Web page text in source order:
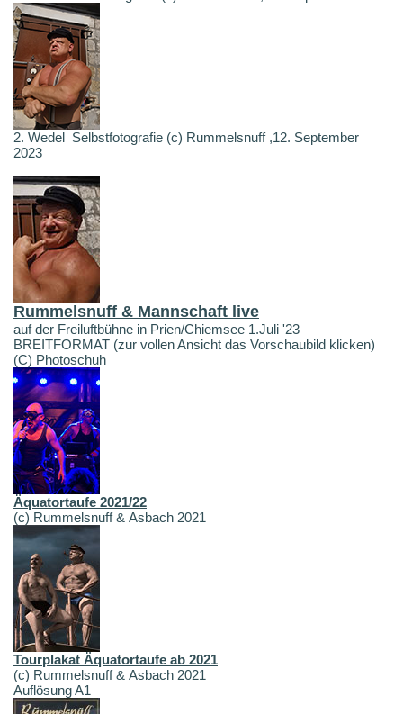
2. Wedel Selbstfotografie (c) Rummelsnuff ,12. September
2023
Rummelsnuff & Mannschaft live
auf der Freiluftbühne in Prien/Chiemsee 1.Juli '23
BREITFORMAT (zur vollen Ansicht das Vorschaubild klicken)
(C) Photoschuh
Äquatortaufe 2021/22
(c) Rummelsnuff & Asbach 2021
Tourplakat Äquatortaufe ab 2021
(c) Rummelsnuff & Asbach 2021
Auflösung A1